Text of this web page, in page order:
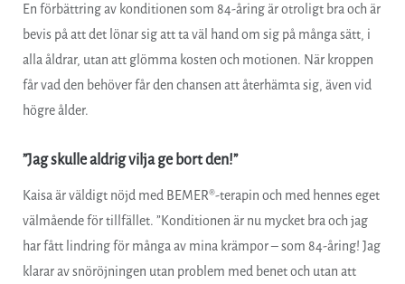
En förbättring av konditionen som 84-åring är otroligt bra och är
bevis på att det lönar sig att ta väl hand om sig på många sätt, i
alla åldrar, utan att glömma kosten och motionen. När kroppen
får vad den behöver får den chansen att återhämta sig, även vid
högre ålder.
”Jag skulle aldrig vilja ge bort den!”
Kaisa är väldigt nöjd med BEMER®-terapin och med hennes eget
välmående för tillfället. ”Konditionen är nu mycket bra och jag
har fått lindring för många av mina krämpor – som 84-åring! Jag
klarar av snöröjningen utan problem med benet och utan att